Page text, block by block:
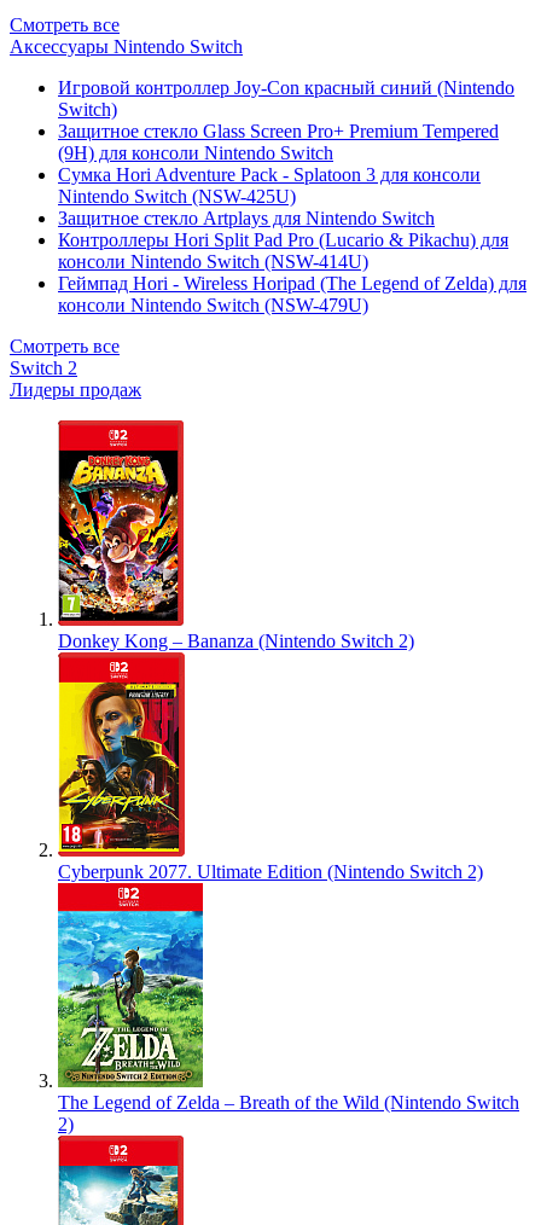
Смотреть все
Аксессуары Nintendo Switch
Игровой контроллер Joy-Con красный синий (Nintendo
Switch)
Защитное стекло Glass Screen Pro+ Premium Tempered
(9H) для консоли Nintendo Switch
Сумка Hori Adventure Pack - Splatoon 3 для консоли
Nintendo Switch (NSW-425U)
Защитное стекло Artplays для Nintendo Switch
Контроллеры Hori Split Pad Pro (Lucario & Pikachu) для
консоли Nintendo Switch (NSW-414U)
Геймпад Hori - Wireless Horipad (The Legend of Zelda) для
консоли Nintendo Switch (NSW-479U)
Смотреть все
Switch 2
Лидеры продаж
Donkey Kong – Bananza (Nintendo Switch 2)
Cyberpunk 2077. Ultimate Edition (Nintendo Switch 2)
The Legend of Zelda – Breath of the Wild (Nintendo Switch
2)